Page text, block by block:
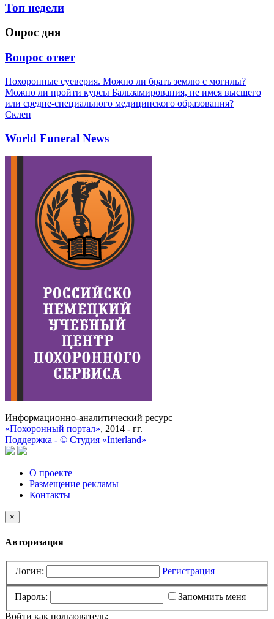
Топ недели
Опрос дня
Вопрос ответ
Похоронные суеверия. Можно ли брать землю с могилы?
Можно ли пройти курсы Бальзамирования, не имея высшего
или средне-специального медицинского образования?
Склеп
World Funeral News
Информационно-аналитический ресурс
«Похоронный портал», 2014 - гг.
Поддержка - © Cтудия «Interland»
О проекте
Размещение рекламы
Контакты
×
Авторизация
Логин: Регистрация
Пароль:
Запомнить меня
Войти как пользователь: